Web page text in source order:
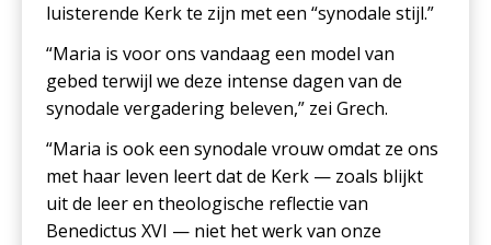
luisterende Kerk te zijn met een “synodale stijl.”
“Maria is voor ons vandaag een model van
gebed terwijl we deze intense dagen van de
synodale vergadering beleven,” zei Grech.
“Maria is ook een synodale vrouw omdat ze ons
met haar leven leert dat de Kerk — zoals blijkt
uit de leer en theologische reflectie van
Benedictus XVI — niet het werk van onze